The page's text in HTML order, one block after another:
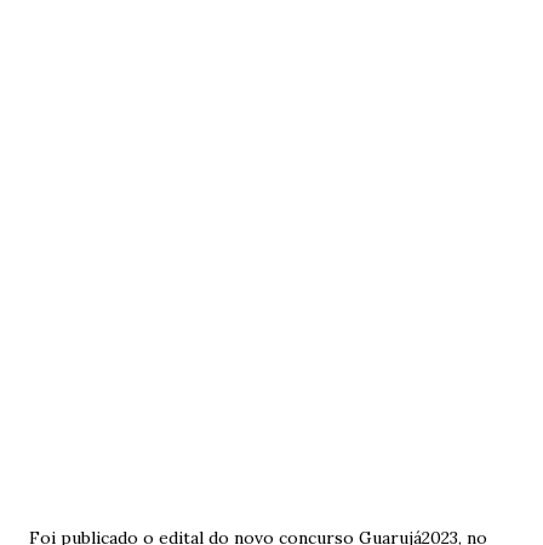
Foi publicado o edital do novo concurso Guarujá2023, no